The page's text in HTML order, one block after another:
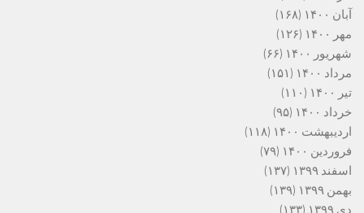
آبان ۱۴۰۰
(۱۶۸)
مهر ۱۴۰۰
(۱۲۶)
شهریور ۱۴۰۰
(۶۶)
مرداد ۱۴۰۰
(۱۵۱)
تیر ۱۴۰۰
(۱۱۰)
خرداد ۱۴۰۰
(۹۵)
اردیبهشت ۱۴۰۰
(۱۱۸)
فروردین ۱۴۰۰
(۷۹)
اسفند ۱۳۹۹
(۱۳۷)
بهمن ۱۳۹۹
(۱۳۹)
دی ۱۳۹۹
(۱۳۳)